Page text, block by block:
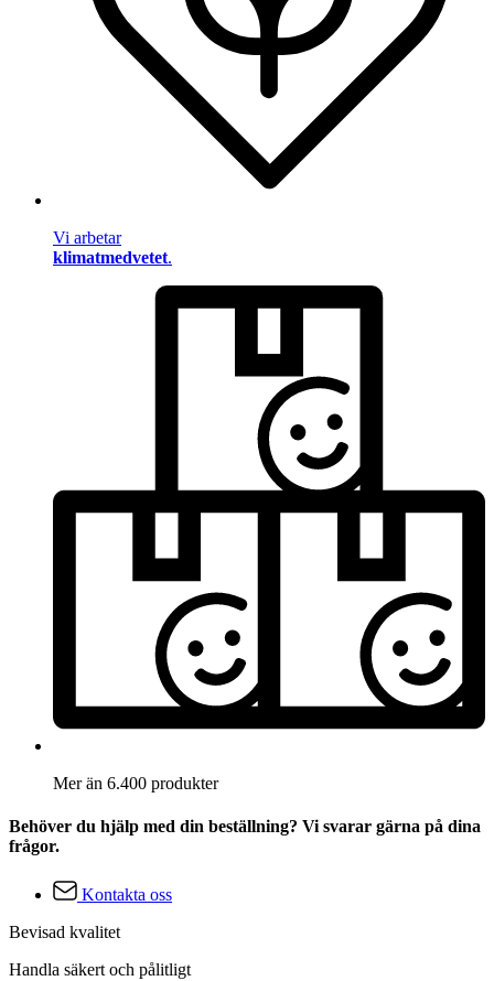
Vi arbetar
klimatmedvetet.
Mer än 6.400 produkter
Behöver du hjälp med din beställning? Vi svarar gärna på dina
frågor.
Kontakta oss
Bevisad kvalitet
Handla säkert och pålitligt